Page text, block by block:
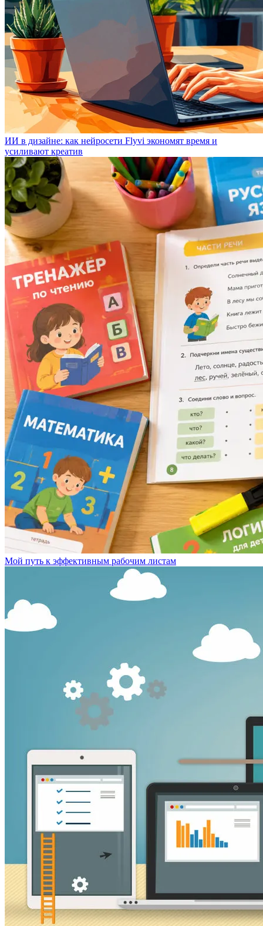
ИИ в дизайне: как нейросети Flyvi экономят время и
усиливают креатив
Мой путь к эффективным рабочим листам